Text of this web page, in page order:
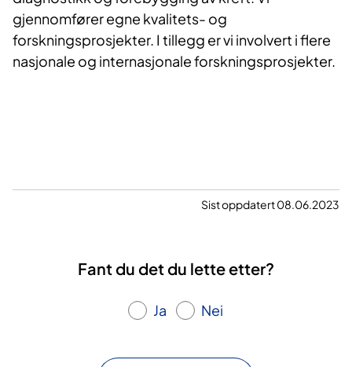
gjennomfører egne kvalitets- og
forskningsprosjekter. I tillegg er vi involvert i flere
nasjonale og internasjonale forskningsprosjekter.
Sist oppdatert 08.06.2023
Fant du det du lette etter?
Ja Nei